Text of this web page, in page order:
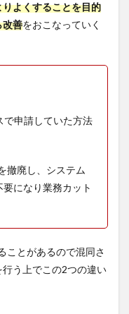
よくすることを目的
改善をおこなっていく
で申請していた方法
撤廃し、システム
になり業務カット
ことがあるので混同さ
う上でこの2つの違い